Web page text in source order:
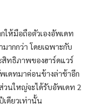
ห้มือถือตัวเองอัพเดท
ากกว่า โดยเฉพาะกับ
ทธิภาพของฮาร์ดแวร์
เดทมาค่อนข้างล่าช้าอีก
วนใหญ่จะได้รับอัพเดท 2
ดียวเท่านั้น